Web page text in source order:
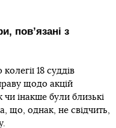
повʼязані з
18 суддів
щодо акцій
чи інакше були близькі
що, однак, не свідчить,